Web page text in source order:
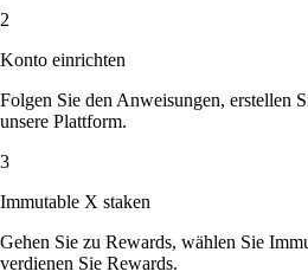
2
Konto einrichten
Folgen Sie den Anweisungen, erstellen
unsere Plattform.
3
Immutable X staken
Gehen Sie zu Rewards, wählen Sie
verdienen Sie Rewards.